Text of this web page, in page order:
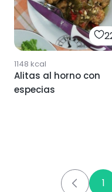
1148 kcal
Alitas al horno con
especias
1